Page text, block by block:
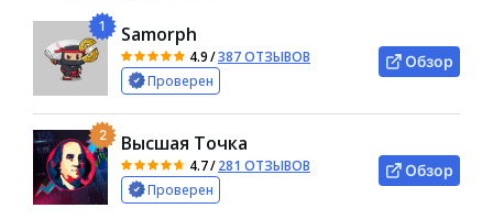
1 Samorph
4.9/387 ОТЗЫВОВ
Проверен
Обзор
2 Высшая Точка
4.7/281 ОТЗЫВОВ
Проверен
Обзор